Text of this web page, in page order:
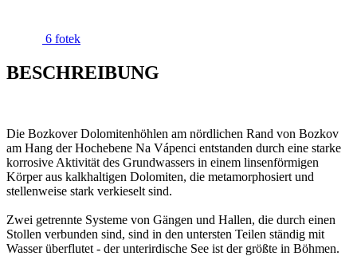
6 fotek
BESCHREIBUNG
Die Bozkover Dolomitenhöhlen am nördlichen Rand von Bozkov
am Hang der Hochebene Na Vápenci entstanden durch eine starke
korrosive Aktivität des Grundwassers in einem linsenförmigen
Körper aus kalkhaltigen Dolomiten, die metamorphosiert und
stellenweise stark verkieselt sind.
Zwei getrennte Systeme von Gängen und Hallen, die durch einen
Stollen verbunden sind, sind in den untersten Teilen ständig mit
Wasser überflutet - der unterirdische See ist der größte in Böhmen.